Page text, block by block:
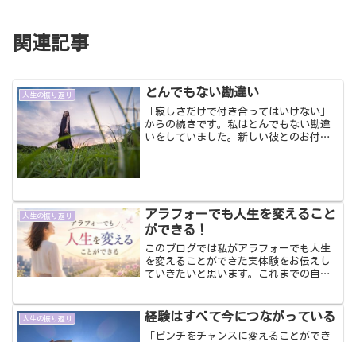
関連記事
人生の振り返り とんでもない勘違い
「寂しさだけで付き合ってはいけない」
からの続きです。私はとんでもない勘違
いをしていました。新しい彼とのお付き
人生の振り返り
アラフォーでも人生を変えること
ができる！
このブログでは私がアラフォーでも人生
を変えることができた実体験をお伝えし
ていきたいと思います。これまでの自分
のように夢ややりたいことや希望もない
20～30代を過ごしてき...
人生の振り返り 経験はすべて今につながっている
「ピンチをチャンスに変えることができ